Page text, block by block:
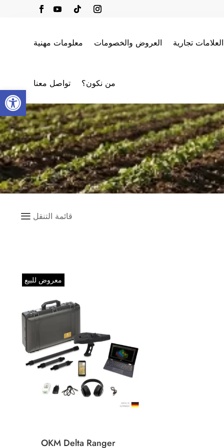
العلامات تجارية العروض والخصومات معلومات مهنية
من نكون؟ تواصل معنا
a قائمة التنقل
معروض للبيع
OKM Delta Ranger